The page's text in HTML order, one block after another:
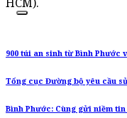
900 túi an sinh từ Bình Phước
Tổng cục Đường bộ yêu cầu
Bình Phước: Cùng gửi niềm